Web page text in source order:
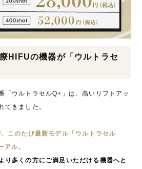
HIFUの機器が「ウルトラセ
「ウルトラセルQ+」は、高いリフトアッ
てきました。
このたび最新モデル「ウルトラセル
アル。
り多くの方にご満足いただける機器へと